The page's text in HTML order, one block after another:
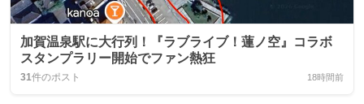
加賀温泉駅に大行列！『ラブライブ！蓮ノ空』コラボ
スタンプラリー開始でファン熱狂
31件のポスト 18時間前